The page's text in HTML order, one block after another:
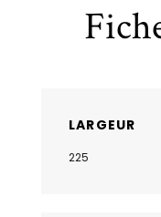
LARGEUR
225